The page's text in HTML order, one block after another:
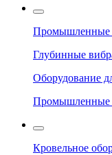
Промышленные
Глубинные
Оборудование
Промышленные
Кровельное